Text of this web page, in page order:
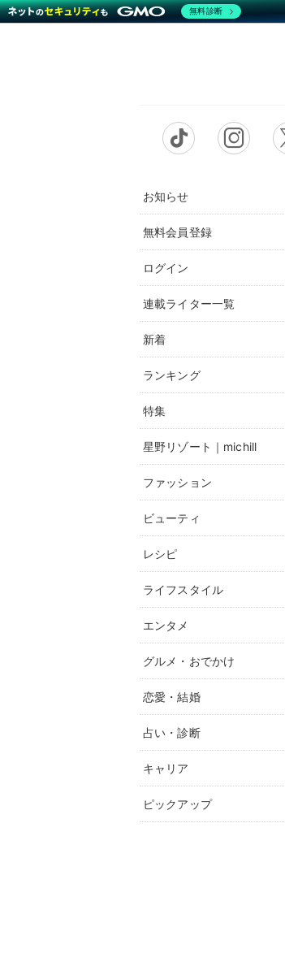
お知らせ
無料会員登録
ログイン
連載ライター一覧
新着
ランキング
特集
星野リゾート｜michill
ファッション
ビューティ
レシピ
ライフスタイル
エンタメ
グルメ・おでかけ
恋愛・結婚
占い・診断
キャリア
ピックアップ
無料診断